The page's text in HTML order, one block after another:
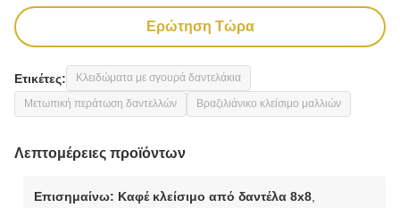
Ερώτηση Τώρα
Ετικέτες: Κλειδώματα με σγουρά δαντελάκια
Μετωπική περάτωση δαντελλών Βραζιλιάνικο κλείσιμο μαλλιών
Λεπτομέρειες προϊόντων
Επισημαίνω: Καφέ κλείσιμο από δαντέλα 8x8